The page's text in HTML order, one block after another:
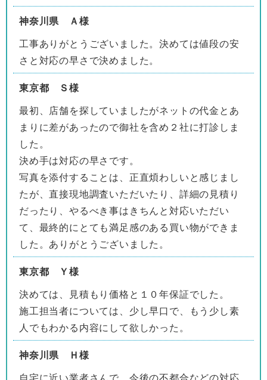
神奈川県 Ａ様
工事ありがとうございました。決めては値段の安
さと対応の早さで決めました。
東京都 Ｓ様
最初、店舗を探していましたがネットの代金とあ
まりに差があったので御社を含め２社に打診しま
した。
決め手は対応の早さです。
写真を添付することは、正直煩わしいと感じまし
たが、直接現地調査いただいたり、詳細の見積り
だったり、やるべき事はきちんと対応いただい
て、最終的にとても満足感のある買い物ができま
した。ありがとうございました。
東京都 Ｙ様
決めては、見積もり価格と１０年保証でした。
施工担当者については、少し早口で、もう少し素
人でもわかる内容にして欲しかった。
神奈川県 Ｈ様
自宅に近い業者さんで、今後の不都合などの対応